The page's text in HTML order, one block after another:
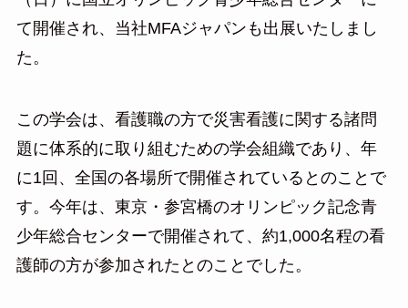
て開催され、当社MFAジャパンも出展いたしまし
た。
この学会は、看護職の方で災害看護に関する諸問
題に体系的に取り組むための学会組織であり、年
に1回、全国の各場所で開催されているとのことで
す。今年は、東京・参宮橋のオリンピック記念青
少年総合センターで開催されて、約1,000名程の看
護師の方が参加されたとのことでした。